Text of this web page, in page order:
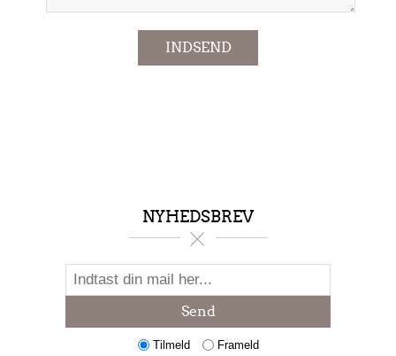
INDSEND
NYHEDSBREV
Send
Tilmeld Frameld